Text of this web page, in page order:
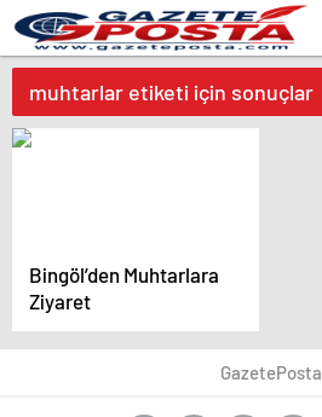
muhtarlar etiketi için sonuçlar
Bingöl’den Muhtarlara
Ziyaret
GazetePosta